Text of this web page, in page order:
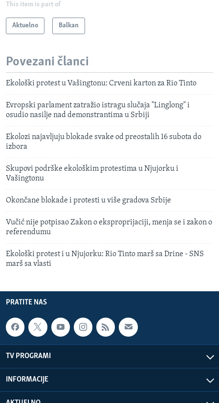
This item is part of
Aktuelno Balkan
Povezani članci
Ekološki protest u Vašingtonu: Crveni karton za Rio Tinto
Evropski parlament zatražio istragu slučaja "Linglong" i
osudio nasilje nad demonstrantima u Srbiji
Ekolozi najavljuju blokade svake od preostalih 16 subota do
izbora
Skupovi podrške ekološkim protestima u Njujorku i
Vašingtonu
Okončane blokade i protesti u više gradova Srbije
Vučić nije potpisao Zakon o eksproprijaciji, menja se i zakon o
referendumu
Ekološki protest i u Njujorku: Rio Tinto marš sa Drine - SNS
marš sa vlasti
PRATITE NAS
TV PROGRAMI
INFORMACIJE